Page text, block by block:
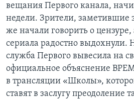
АМЕРИКА. БОЛЬШОЕ
ПОДПИСКА НА НОВОСТИ
Learning English
СОЦИАЛЬНЫЕ СЕТИ
вещания Первого канала,
недели. Зрители, заметившие
же начали говорить о
сериала радостно выдохнули.
служба Первого вывесила на
официальное объяснение
в трансляции «Школы»,
ставят в заслугу преодоление